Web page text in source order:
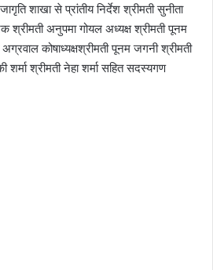
शाखा से प्रांतीय निर्देश श्रीमती सुनीता
श्रीमती अनुपमा गोयल अध्यक्ष श्रीमती पूनम
कोषाध्यक्षश्रीमती पूनम जगनी श्रीमती
शर्मा श्रीमती नेहा शर्मा सहित सदस्यगण